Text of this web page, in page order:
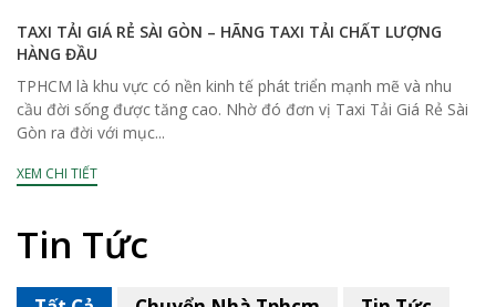
TAXI TẢI GIÁ RẺ SÀI GÒN – HÃNG TAXI TẢI CHẤT LƯỢNG
HÀNG ĐẦU
TPHCM là khu vực có nền kinh tế phát triển mạnh mẽ và nhu
cầu đời sống được tăng cao. Nhờ đó đơn vị Taxi Tải Giá Rẻ Sài
Gòn ra đời với mục...
XEM CHI TIẾT
Tin Tức